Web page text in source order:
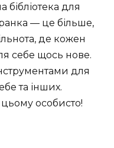
для
— це більше,
де кожен
себе щось нове.
для
та інших.
цьому особисто!